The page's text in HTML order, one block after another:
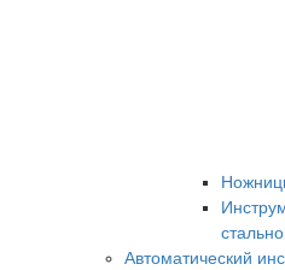
Автоматический